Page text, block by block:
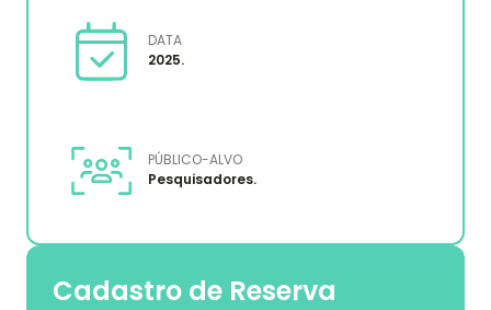
DATA
2025.
PÚBLICO-ALVO
Pesquisadores.
Cadastro de Reserva